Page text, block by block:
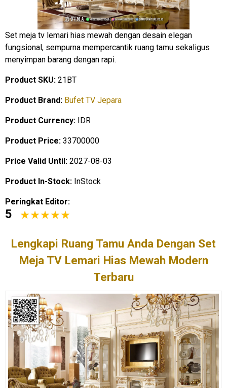
Set meja tv lemari hias mewah dengan desain elegan
fungsional, sempurna mempercantik ruang tamu sekaligus
menyimpan barang dengan rapi.
Product SKU: 21BT
Product Brand: Bufet TV Jepara
Product Currency: IDR
Product Price: 33700000
Price Valid Until: 2027-08-03
Product In-Stock: InStock
Peringkat Editor:
5
Lengkapi Ruang Tamu Anda Dengan Set
Meja TVLemari Hias Mewah Modern
Terbaru